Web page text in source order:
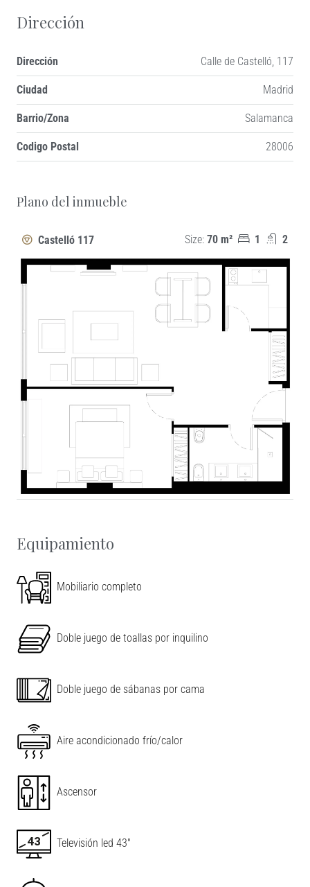
Dirección
Dirección Calle de Castelló, 117
Ciudad Madrid
Barrio/Zona Salamanca
Codigo Postal 28006
+
Plano del inmueble
Castelló 117 Size: 70 m² 1 2
Equipamiento
Mobiliario completo
Doble juego de toallas por inquilino
Doble juego de sábanas por cama
Aire acondicionado frío/calor
Ascensor
Televisión led 43"